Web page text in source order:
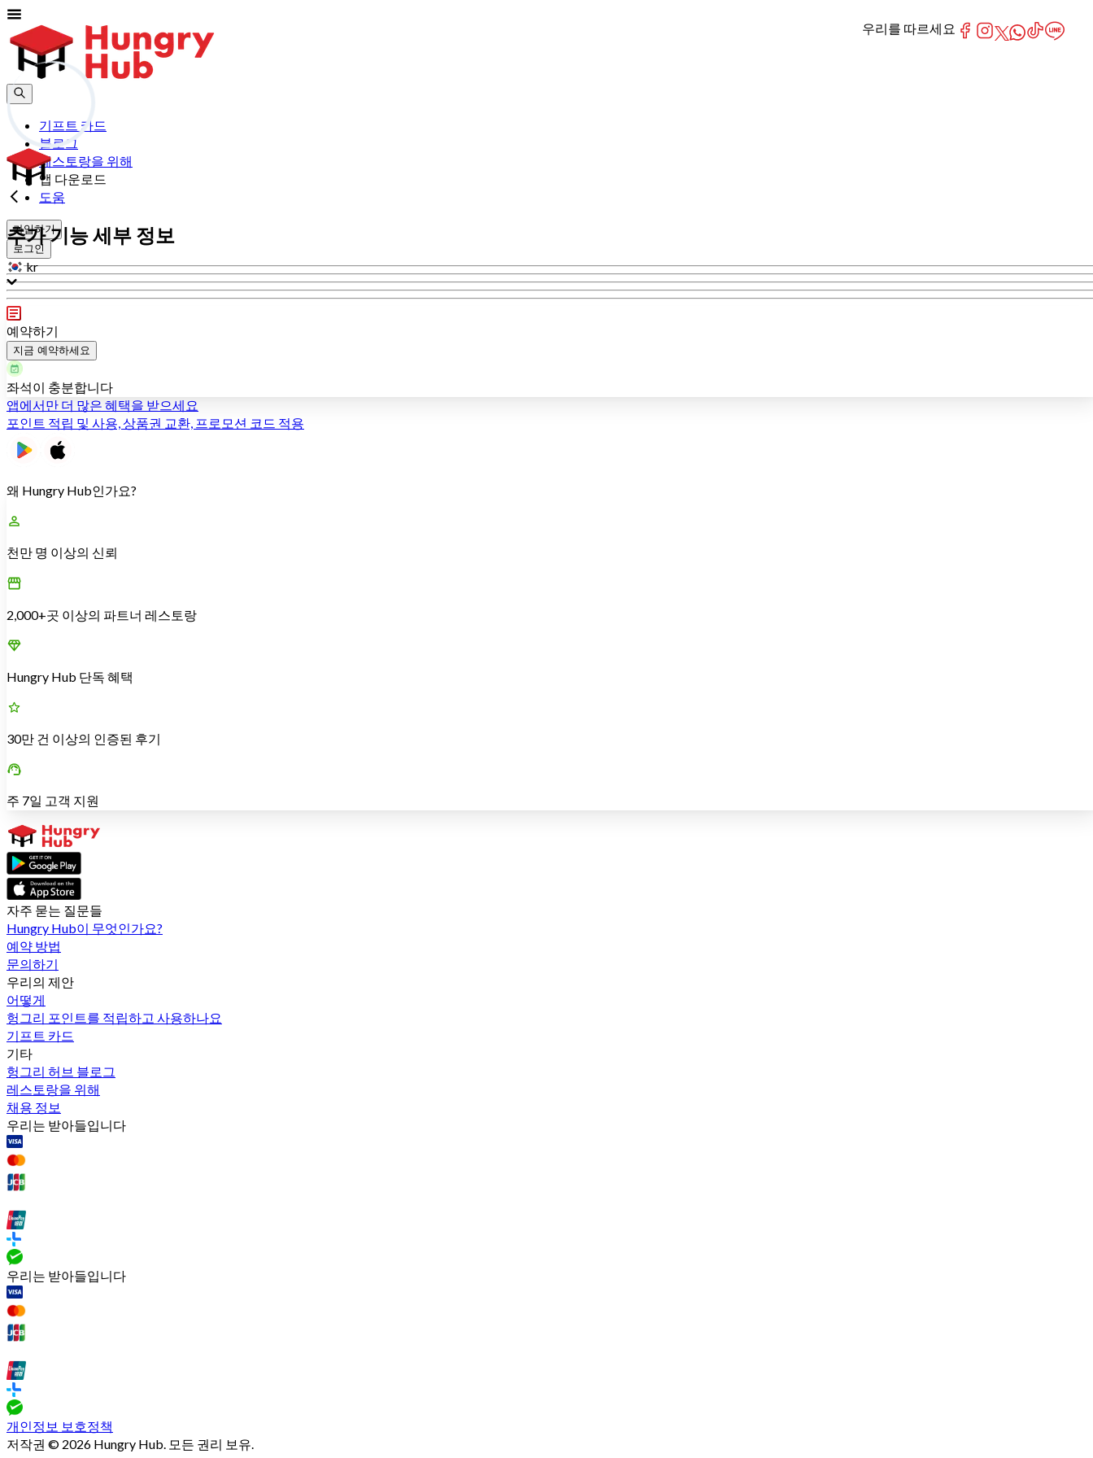
기프트 카드
블로그
레스토랑을 위해
앱 다운로드
도움
가입하기
로그인
kr
추가 기능 세부 정보
예약하기
지금 예약하세요
좌석이 충분합니다
앱에서만 더 많은 혜택을 받으세요
포인트 적립 및 사용, 상품권 교환, 프로모션 코드 적용
왜 Hungry Hub인가요?
천만 명 이상의 신뢰
2,000+곳 이상의 파트너 레스토랑
Hungry Hub 단독 혜택
30만 건 이상의 인증된 후기
주 7일 고객 지원
자주 묻는 질문들
Hungry Hub이 무엇인가요?
예약 방법
문의하기
우리의 제안
어떻게
헝그리 포인트를 적립하고 사용하나요
기프트 카드
기타
헝그리 허브 블로그
레스토랑을 위해
채용 정보
우리는 받아들입니다
우리는 받아들입니다
우리를 따르세요
개인정보 보호정책
저작권 © 2026 Hungry Hub. 모든 권리 보유.